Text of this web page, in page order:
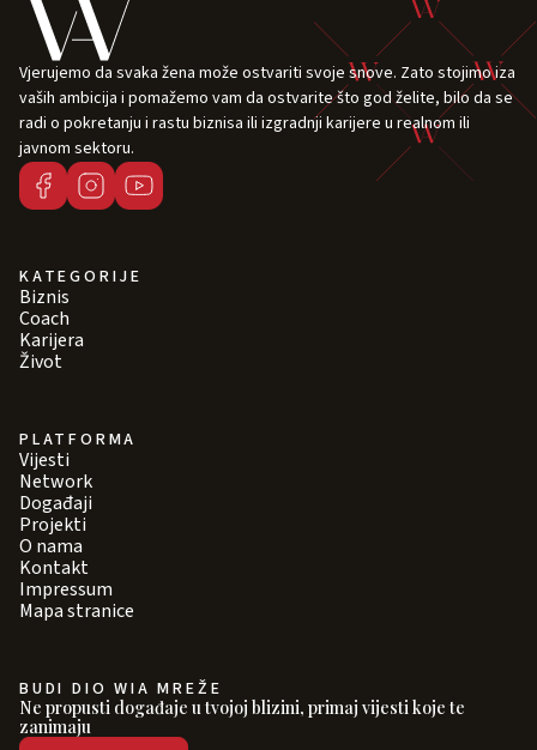
Vjerujemo da svaka žena može ostvariti svoje snove. Zato stojimo iza
vaših ambicija i pomažemo vam da ostvarite što god želite, bilo da se
radi o pokretanju i rastu biznisa ili izgradnji karijere u realnom ili
javnom sektoru.
KATEGORIJE
Biznis
Coach
Karijera
Život
PLATFORMA
Vijesti
Network
Događaji
Projekti
O nama
Kontakt
Impressum
Mapa stranice
BUDI DIO WIA MREŽE
Ne propusti događaje u tvojoj blizini, primaj vijesti koje te
zanimaju